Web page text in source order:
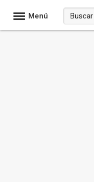
Menú